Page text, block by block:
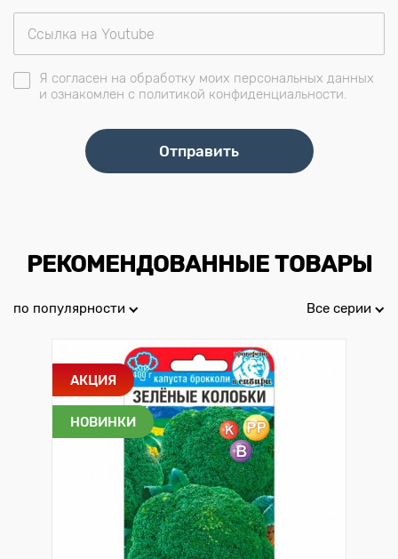
Я согласен на обработку моих персональных данных
и ознакомлен с политикой конфиденциальности.
РЕКОМЕНДОВАННЫЕ ТОВАРЫ
по популярности Все серии
АКЦИЯ
НОВИНКИ